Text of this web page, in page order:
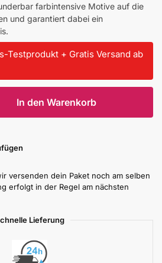
farbintensive Motive auf die
und garantiert dabei ein
Testprodukt + Gratis Versand ab
In den Warenkorb
versenden dein Paket noch am selben
erfolgt in der Regel am nächsten
Lieferung